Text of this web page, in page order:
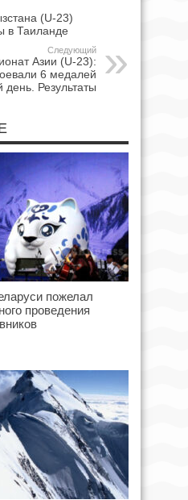
(U-23)
в Таиланде
Следующий
Азии (U-23):
6 медалей
день. Результаты
пожелал
проведения